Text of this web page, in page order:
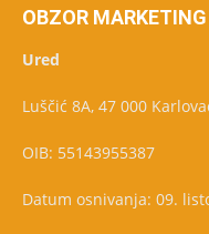
OBZOR MARKETING
Ured
Luščić 8A, 47 000
OIB: 55143955387
Datum osnivanja: 09.